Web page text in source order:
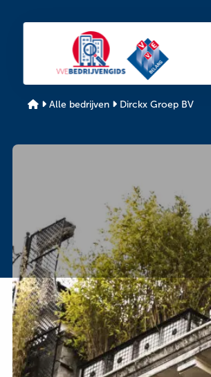
De
VvE
bedrijvengids
Alle bedrijven Dirckx Groep BV
Type
service
OnderhoudNL